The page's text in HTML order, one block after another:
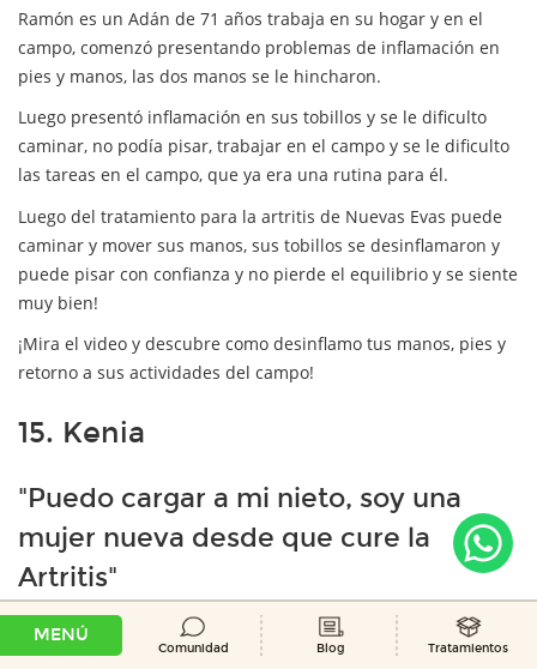
Ramón es un Adán de 71 años trabaja en su hogar y en el
campo, comenzó presentando problemas de inflamación en
pies y manos, las dos manos se le hincharon.
Luego presentó inflamación en sus tobillos y se le dificulto
caminar, no podía pisar, trabajar en el campo y se le dificulto
las tareas en el campo, que ya era una rutina para él.
Luego del tratamiento para la artritis de Nuevas Evas puede
caminar y mover sus manos, sus tobillos se desinflamaron y
puede pisar con confianza y no pierde el equilibrio y se siente
muy bien!
¡Mira el video y descubre como desinflamo tus manos, pies y
retorno a sus actividades del campo!
15. Kenia
"Puedo cargar a mi nieto, soy una
mujer nueva desde que cure la
Artritis"
MENÚ
Comunidad Blog Tratamientos